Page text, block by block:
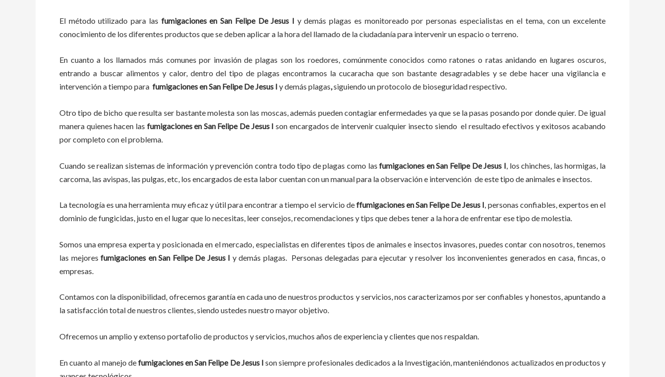
El método utilizado para las fumigaciones en San Felipe De Jesus I y demás plagas es monitoreado por personas especialistas en el tema, con un excelente
conocimiento de los diferentes productos que se deben aplicar a la hora del llamado de la ciudadanía para intervenir un espacio o terreno.
En cuanto a los llamados más comunes por invasión de plagas son los roedores, comúnmente conocidos como ratones o ratas anidando en lugares oscuros,
entrando a buscar alimentos y calor, dentro del tipo de plagas encontramos la cucaracha que son bastante desagradables y se debe hacer una vigilancia e
intervención a tiempo para fumigacionesenSan Felipe De Jesus I y demás plagas,siguiendo un protocolo de bioseguridad respectivo.
Otro tipo de bicho que resulta ser bastante molesta son las moscas, además pueden contagiar enfermedades ya que se la pasas posando por donde quier. De igual
manera quienes hacen las fumigacionesen San Felipe De Jesus I son encargados de intervenir cualquier insecto siendo el resultado efectivos y exitosos acabando
por completo con el problema.
Cuando se realizan sistemas de información y prevención contra todo tipo de plagas como lasfumigaciones en San Felipe De Jesus I , los chinches, las hormigas, la
carcoma, las avispas, las pulgas, etc, los encargados de esta laborcuentan con un manual para la observación e intervención de este tipo de animales e insectos.
La tecnología es una herramienta muy eficaz y útil para encontrar a tiempo el servicio deffumigaciones en San Felipe De Jesus I, personas confiables, expertos en el
dominio de fungicidas, justo en el lugar que lo necesitas, leer consejos, recomendaciones y tips que debes tener a la hora de enfrentar ese tipo de molestia.
Somos una empresa experta y posicionada en el mercado, especialistas en diferentes tipos de animales e insectos invasores, puedes contar con nosotros, tenemos
las mejoresfumigaciones enSan Felipe De Jesus I y demás plagas. Personas delegadas para ejecutar y resolver los inconvenientes generados en casa, fincas, o
empresas.
Contamos con la disponibilidad, ofrecemos garantía en cada uno de nuestros productos y servicios, nos caracterizamos por ser confiables y honestos, apuntando a
la satisfacción total de nuestros clientes, siendo ustedes nuestro mayor objetivo.
Ofrecemos un amplio y extenso portafolio de productos y servicios, muchos años de experiencia y clientes que nos respaldan.
En cuanto al manejo defumigacionesenSan Felipe De Jesus I son siempre profesionales dedicados a la Investigación, manteniéndonos actualizados en productos y